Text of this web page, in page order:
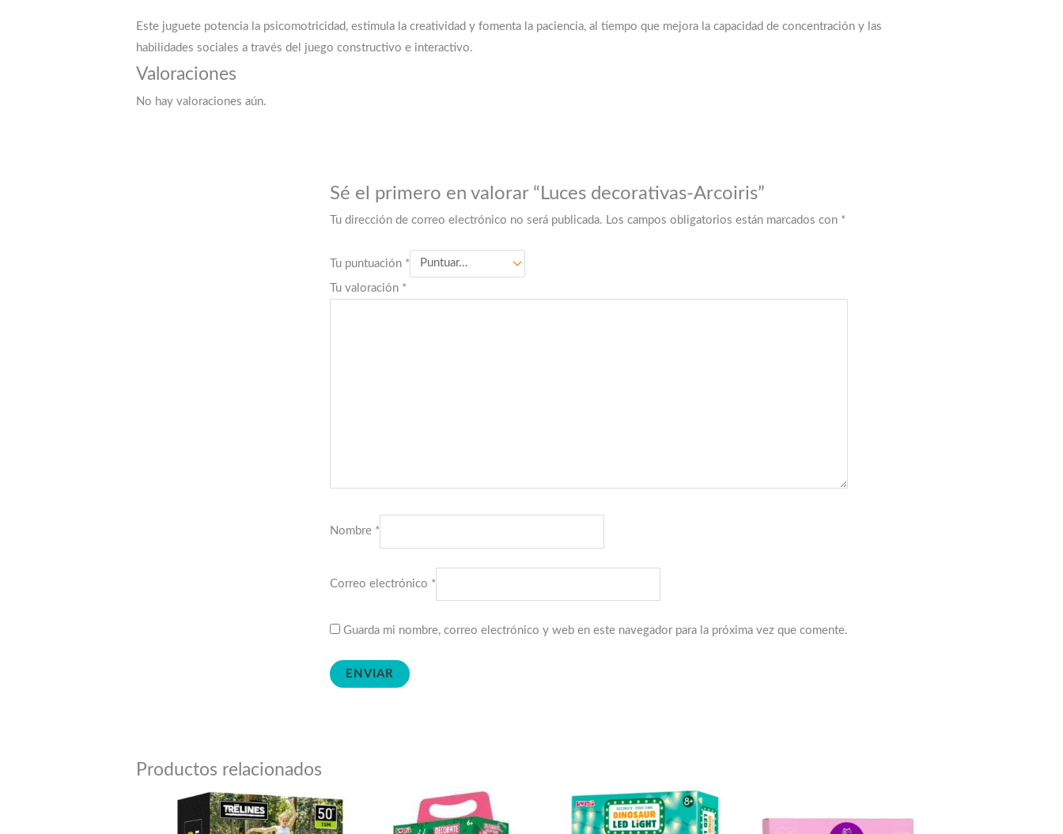
Este juguete potencia la psicomotricidad, estimula la creatividad y fomenta la paciencia, al tiempo que mejora la capacidad de concentración y las
habilidades sociales a través del juego constructivo e interactivo.
Valoraciones
No hay valoraciones aún.
Sé el primero en valorar “Luces decorativas-Arcoiris”
Tu dirección de correo electrónico no será publicada. Los campos obligatorios están marcados con *
Tu puntuación *
Tu valoración *
Nombre *
Correo electrónico *
Guarda mi nombre, correo electrónico y web en este navegador para la próxima vez que comente.
Productos relacionados